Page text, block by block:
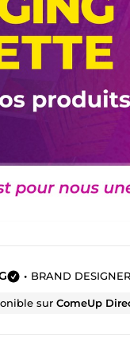
• BRAND DESIGNER
surComeUp